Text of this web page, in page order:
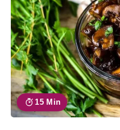
15 Min